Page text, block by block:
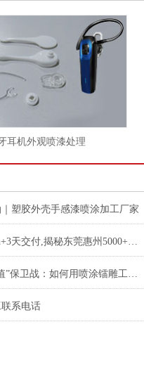
机外观喷漆处理
塑胶外壳手感漆喷涂加工厂家
误差±0.03mm+3天交付,揭秘东莞惠州5000+客户青睐的喷涂标杆厂
塑胶外壳“颜值”保卫战：如何用喷涂镭雕工艺避开上市翻车？
系电话